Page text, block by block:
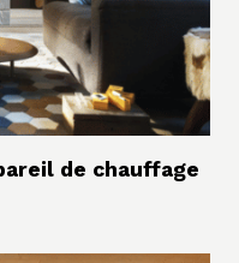
de chauffage